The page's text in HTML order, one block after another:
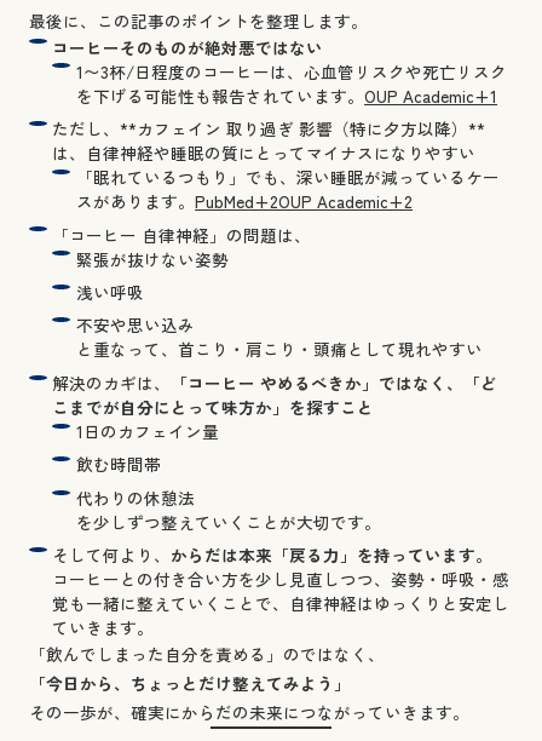
最後に、この記事のポイントを整理します。
コーヒーそのものが絶対悪ではない
1〜3杯/日程度のコーヒーは、心血管リスクや死亡リスク
を下げる可能性も報告されています。OUP Academic+1
ただし、**カフェイン 取り過ぎ 影響（特に夕方以降）**
は、自律神経や睡眠の質にとってマイナスになりやすい
「眠れているつもり」でも、深い睡眠が減っているケー
スがあります。PubMed+2OUP Academic+2
「コーヒー 自律神経」の問題は、
緊張が抜けない姿勢
浅い呼吸
不安や思い込み
と重なって、首こり・肩こり・頭痛として現れやすい
解決のカギは、
「コーヒー やめるべきか」ではなく、「ど
こまでが自分にとって味方か」を探すこと
1日のカフェイン量
飲む時間帯
代わりの休憩法
を少しずつ整えていくことが大切です。
そして何より、 からだは本来「戻る力」を持っています。
コーヒーとの付き合い方を少し見直しつつ、姿勢・呼吸・感
覚も一緒に整えていくことで、自律神経はゆっくりと安定し
ていきます。
「飲んでしまった自分を責める」のではなく、
「今日から、ちょっとだけ整えてみよう」
その一歩が、確実にからだの未来につながっていきます。